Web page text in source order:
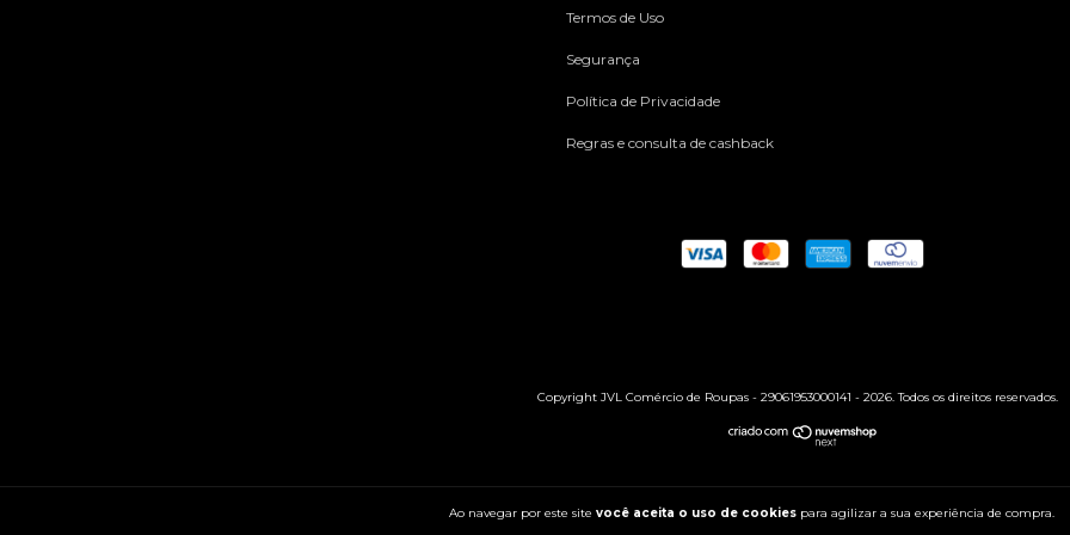
Ao navegar por este site você aceita o uso de cookies para agilizar a sua experiência de compra.
Termos de Uso
Segurança
Política de Privacidade
Regras e consulta de cashback
Copyright JVL Comércio de Roupas - 29061953000141 - 2026. Todos os direitos reservados.